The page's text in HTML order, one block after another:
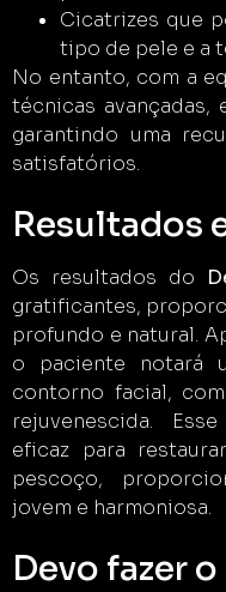
Cicatrizes que
tipo de pele e a
No entanto, com a
técnicas avançadas,
garantindo uma
satisfatórios.
Resultados
Os resultados do
gratificantes,
profundo e natural.
o paciente notará
contorno facial,
rejuvenescida.
eficaz para
pescoço,
jovem e harmoniosa.
Devo fazer